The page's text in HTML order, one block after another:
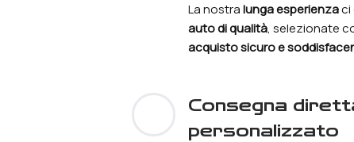
La nostralunga esperienzaci
auto di qualità, selezionate
acquisto sicuro e
consegna diretta e servizio
personalizzato